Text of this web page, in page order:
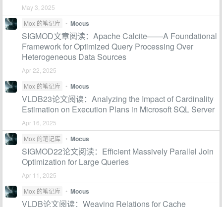
May 3, 2025
Mox 的笔记库
• Mocus
SIGMOD文章阅读：Apache Calcite——A Foundational
Framework for Optimized Query Processing Over
Heterogeneous Data Sources
Apr 22, 2025
Mox 的笔记库
• Mocus
VLDB23论文阅读：Analyzing the Impact of Cardinality
Estimation on Execution Plans in Microsoft SQL Server
Apr 16, 2025
Mox 的笔记库
• Mocus
SIGMOD22论文阅读：Efficient Massively Parallel Join
Optimization for Large Queries
Apr 11, 2025
Mox 的笔记库
• Mocus
VLDB论文阅读：Weaving Relations for Cache